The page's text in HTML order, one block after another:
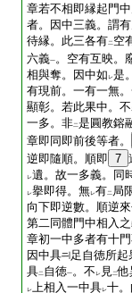
章若不相即縁起門
者。因中三義。謂
待縁。此三各有二 空
六義一。空有互映。
相與奪。因中如 レ是
有現前。一有一無
顯彰。若此果中。不
一多。非二是圓教鎔
章即同即前後等者。
逆即隨順。順即 7
レ遺。故一多義。同
レ擧即得。無レ有二 局
向下即逆數。順逆
第二同體門中相入
章初一中多者有十
因中具
足自徳所起
具二 自徳一。不 レ 見二他
レ上相入一中具レ十